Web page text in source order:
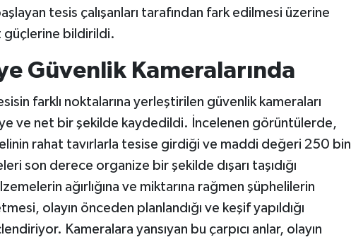
tesis çalışanları tarafından fark edilmesi üzerine
güçlerine bildirildi.
Güvenlik Kameralarında
farklı noktalarına yerleştirilen güvenlik kameraları
ve net bir şekilde kaydedildi. İncelenen görüntülerde,
rahat tavırlarla tesise girdiği ve maddi değeri 250 bin
son derece organize bir şekilde dışarı taşıdığı
ağırlığına ve miktarına rağmen şüphelilerin
olayın önceden planlandığı ve keşif yapıldığı
Kameralara yansıyan bu çarpıcı anlar, olayın